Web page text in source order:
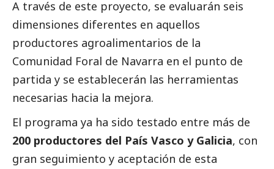
A través de este proyecto, se evaluarán seis
dimensiones diferentes en aquellos
productores agroalimentarios de la
Comunidad Foral de Navarra en el punto de
partida y se establecerán las herramientas
necesarias hacia la mejora.
El programa ya ha sido testado entre más de
200 productores del País Vasco y Galicia, con
gran seguimiento y aceptación de esta